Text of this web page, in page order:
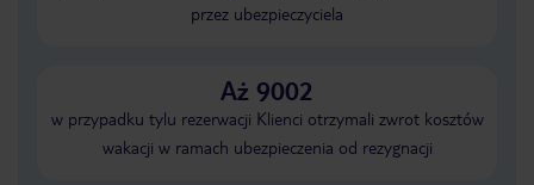
przez ubezpieczyciela
Aż 9002
w przypadku tylu rezerwacji Klienci otrzymali zwrot kosztów
wakacji w ramach ubezpieczenia od rezygnacji